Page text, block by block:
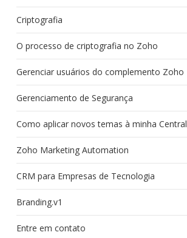
Criptografia
O processo de criptografia no Zoho
Gerenciar usuários do complemento Zoho
Gerenciamento de Segurança
Como aplicar novos temas à minha
Zoho Marketing Automation
CRM para Empresas de Tecnologia
Branding.v1
Entre em contato